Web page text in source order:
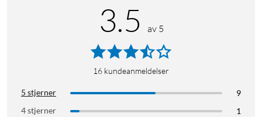
3.5 av 5
16 kundeanmeldelser
5 stjerner
9
4 stjerner
1